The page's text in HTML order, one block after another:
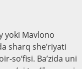
yoki Mavlono
sharq she’riyati
so‘fisi. Ba’zida uni